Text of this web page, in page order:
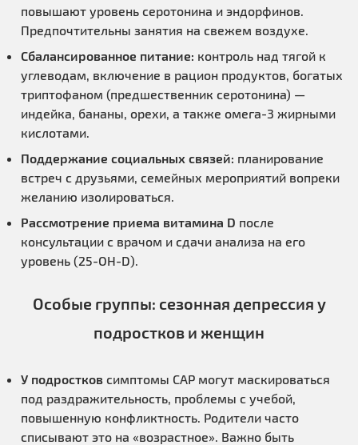
повышают уровень серотонина и эндорфинов.
Предпочтительны занятия на свежем воздухе.
Сбалансированное питание: контроль над тягой к
углеводам, включение в рацион продуктов, богатых
триптофаном (предшественник серотонина) —
индейка, бананы, орехи, а также омега-3 жирными
кислотами.
Поддержание социальных связей: планирование
встреч с друзьями, семейных мероприятий вопреки
желанию изолироваться.
Рассмотрение приема витамина D после
консультации с врачом и сдачи анализа на его
уровень (25-OH-D).
Особые группы: сезонная депрессия у
подростков и женщин
У подростков симптомы САР могут маскироваться
под раздражительность, проблемы с учебой,
повышенную конфликтность. Родители часто
списывают это на «возрастное». Важно быть